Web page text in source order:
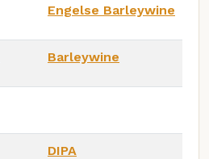
Engelse Barleywine
Barleywine
DIPA